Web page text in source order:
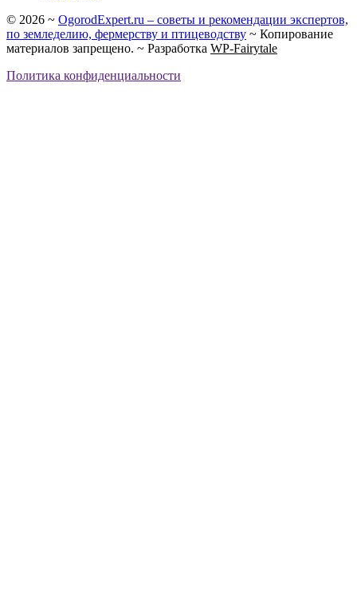
© 2026 ~ OgorodExpert.ru – cоветы и рекомендации экспертов,
по земледелию, фермерству и птицеводству ~ Копирование
материалов запрещено. ~ Разработка WP-Fairytale
Политика конфиденциальности